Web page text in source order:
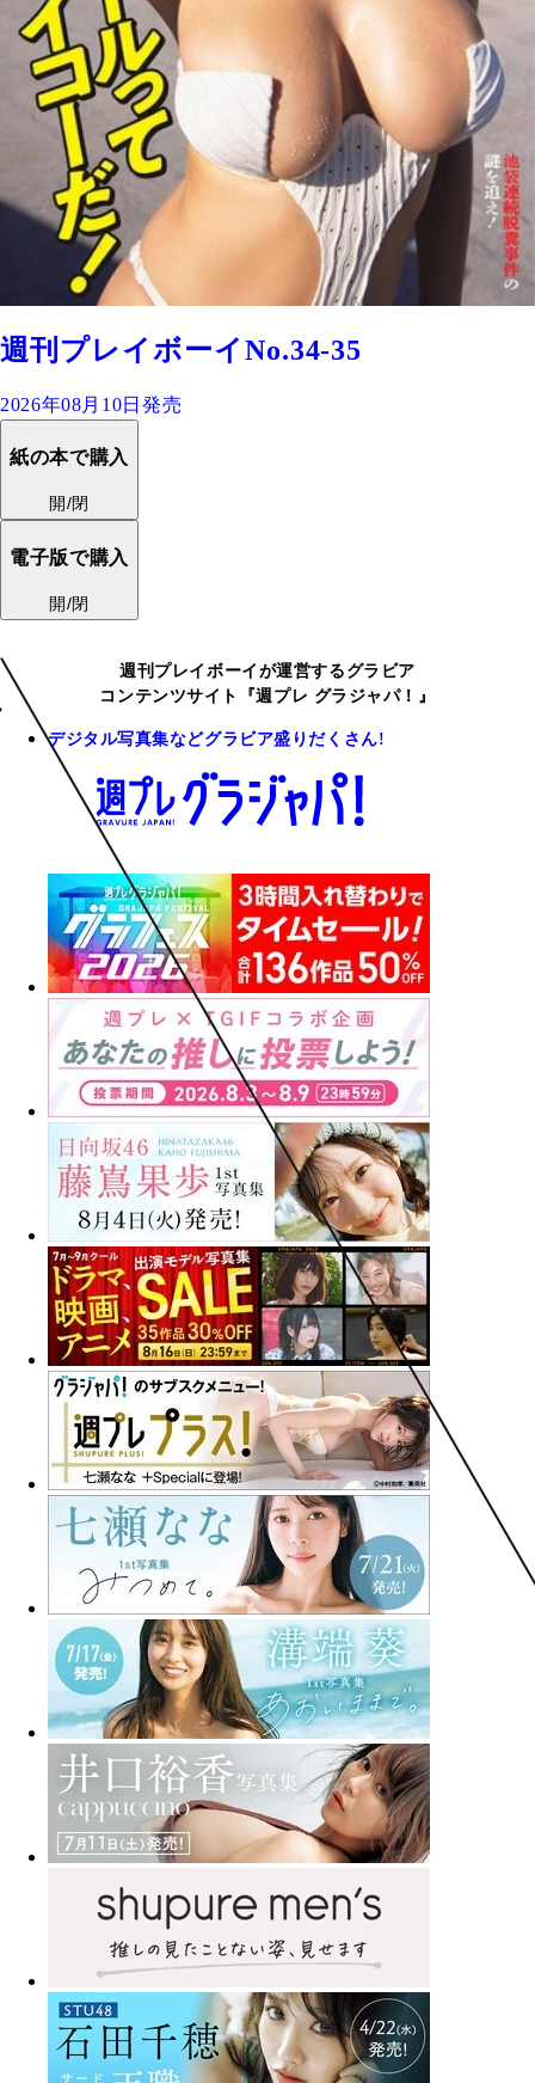
週刊プレイボーイNo.34-35
2026年08月10日発売
紙の本で購入
開/閉
電子版で購入
開/閉
週刊プレイボーイが運営するグラビア
コンテンツサイト『週プレ グラジャパ！』
デジタル写真集などグラビア盛りだくさん!